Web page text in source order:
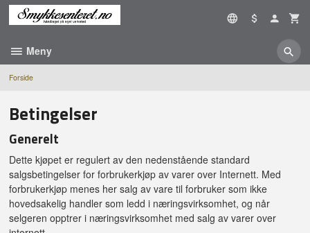
Gå
Meny
Forside
Betingelser
Generelt
Dette kjøpet er regulert av den nedenstående standard
salgsbetingelser for forbrukerkjøp av varer over Internett. Med
forbrukerkjøp menes her salg av vare til forbruker som ikke
hovedsakelig handler som ledd i næringsvirksomhet, og når
selgeren opptrer i næringsvirksomhet med salg av varer over